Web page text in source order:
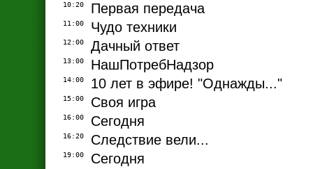
10:20 Первая передача
11:00 Чудо техники
12:00 Дачный ответ
13:00 НашПотребНадзор
14:00 10 лет в эфире! "Однажды..."
15:00 Своя игра
16:00 Сегодня
16:20 Следствие вели...
19:00 Сегодня